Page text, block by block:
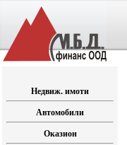
Недвиж. имоти
Автомобили
Оказион